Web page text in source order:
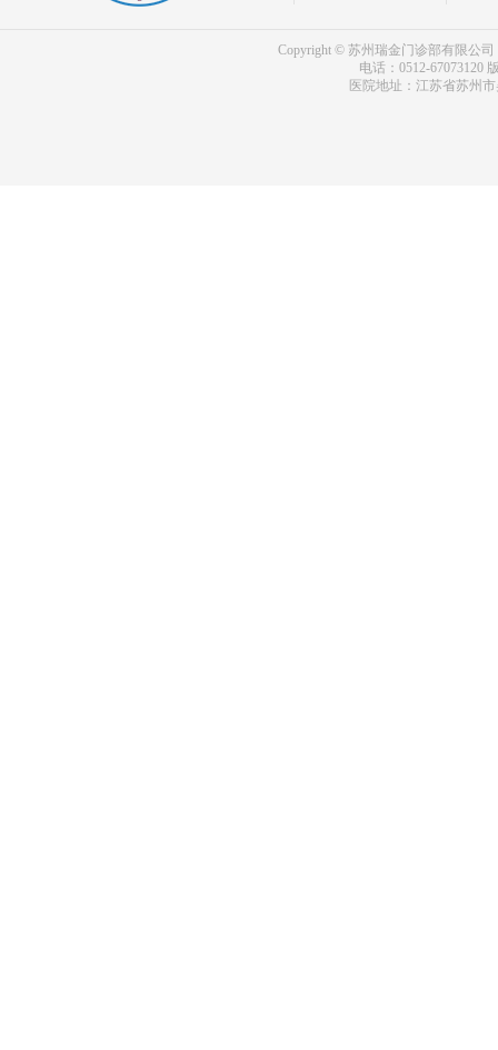
Copyright © 苏州瑞金门诊部有限公司
电话：0512-67073120
医院地址：江苏省苏州